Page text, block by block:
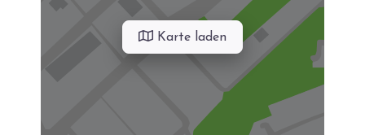
Karte laden